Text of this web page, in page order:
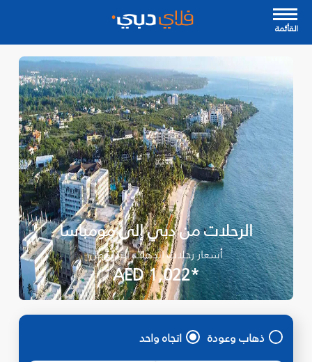
القأئمة
الرحلات من دبي إلى مومباسا
أسعار رحلات الذهاب ابتداءً من
*AED 1,022
ذهاب وعودة اتجاه واحد